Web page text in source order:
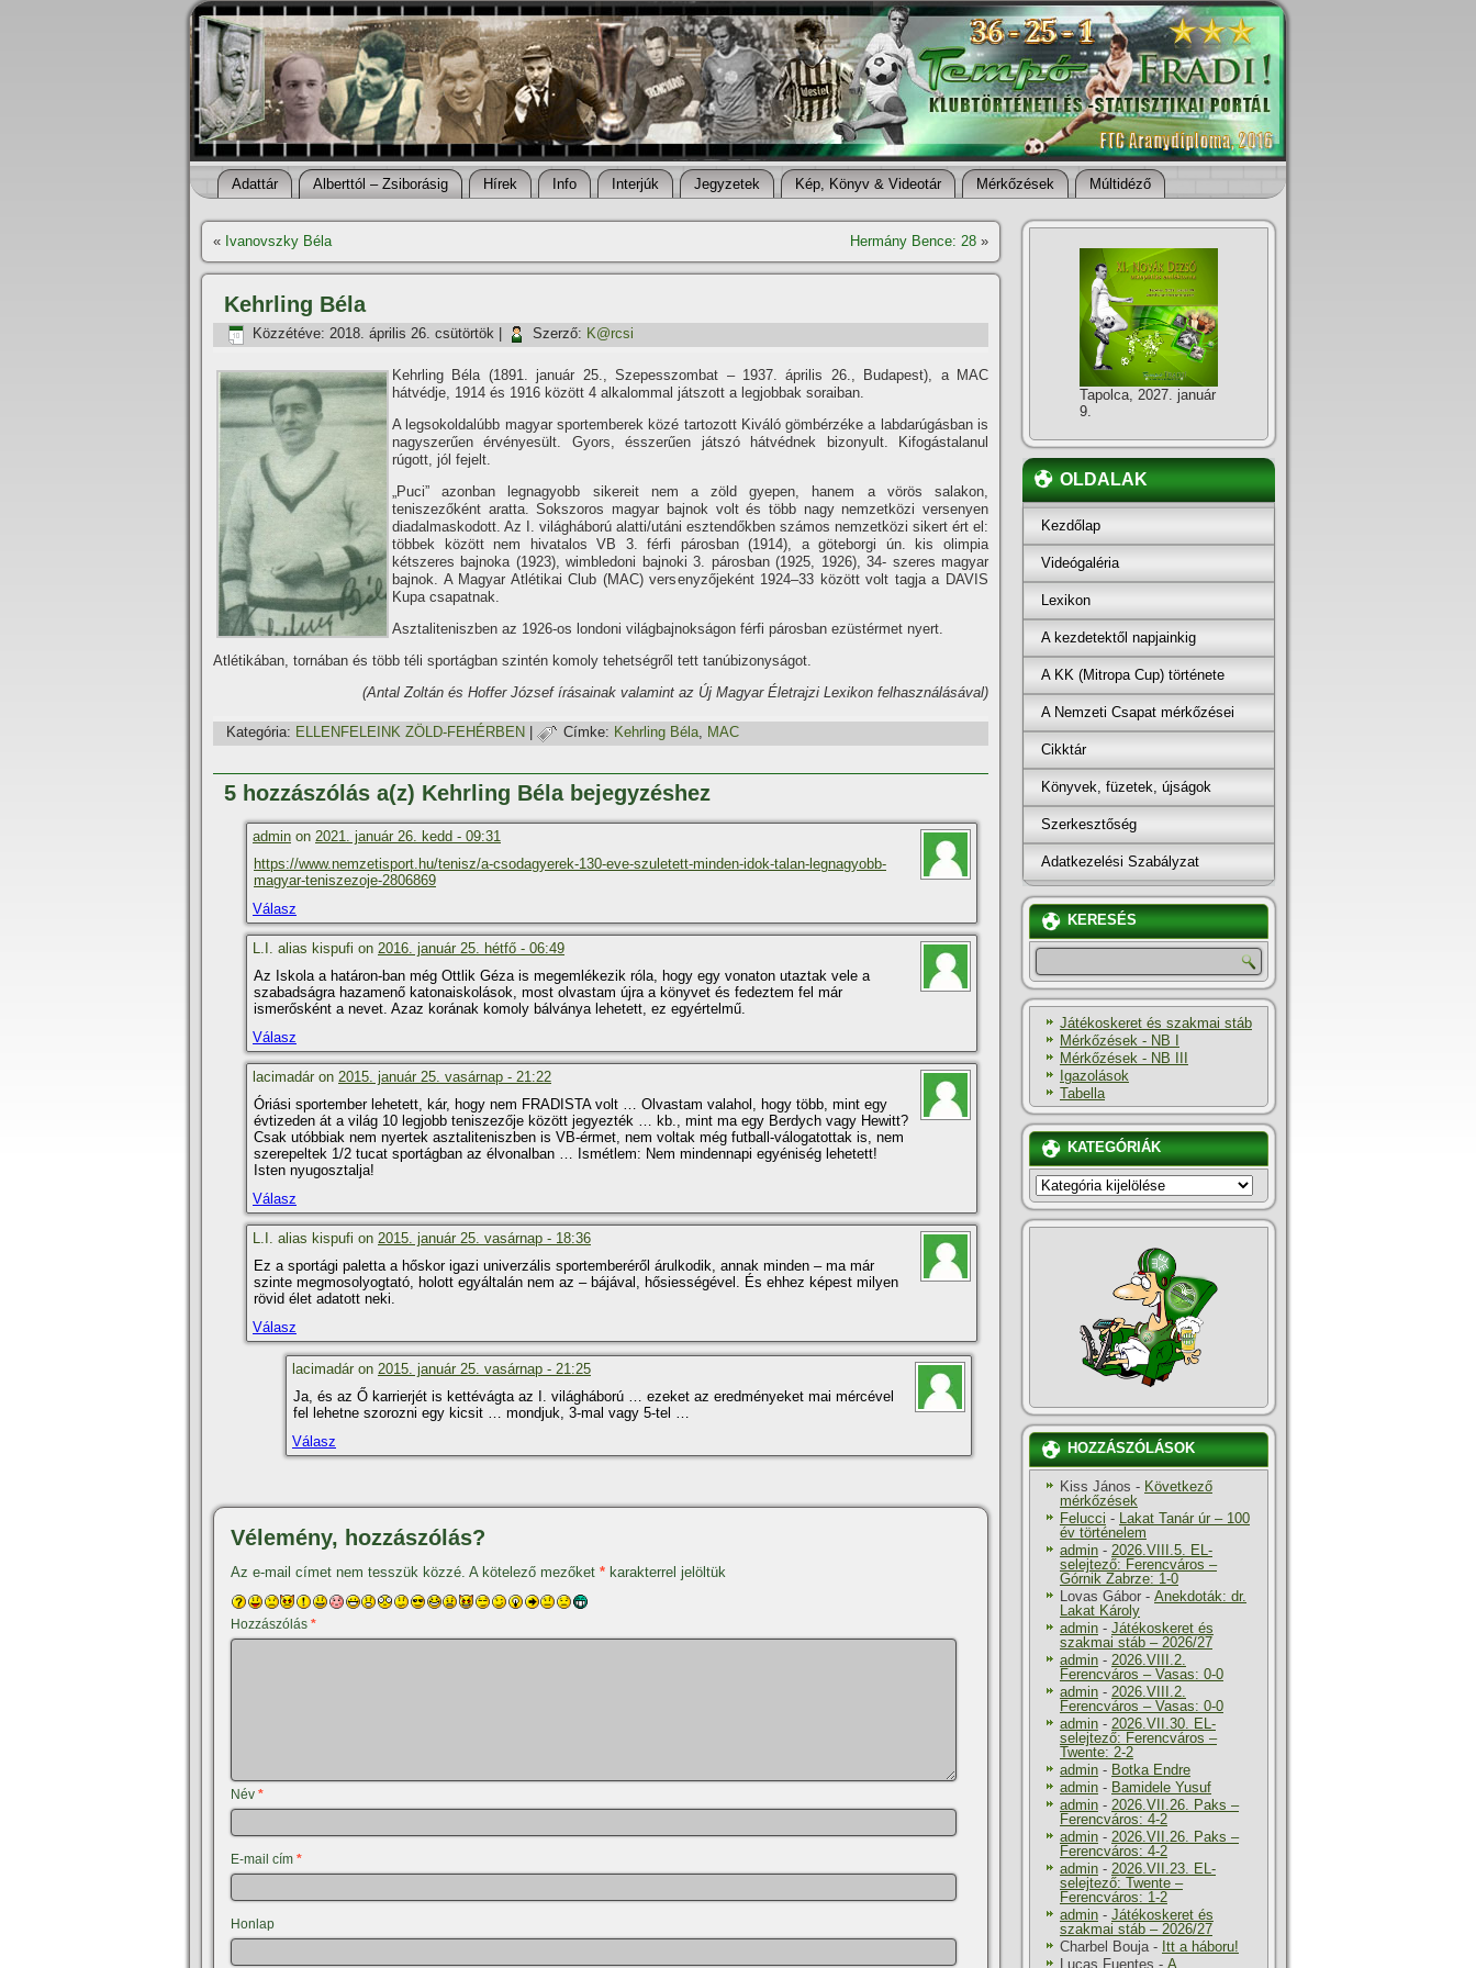
Adattár Alberttól – Zsiborásig Hí­rek Info Interjúk Jegyzetek Kép, Könyv & Videotár Mérkőzések Múltidéző
« Ivanovszky Béla Hermány Bence: 28 »
Kehrling Béla
Közzétéve: 2018. április 26. csütörtök Szerző: K@rcsi
Kehrling Béla (1891. január 25., Szepesszombat – 1937. április 26., Budapest), a MAC
hátvédje, 1914 és 1916 között 4 alkalommal játszott a legjobbak soraiban.
A legsokoldalúbb magyar sportemberek közé tartozott Kiváló gömbérzéke a labdarúgásban is
nagyszerűen érvényesült. Gyors, ésszerűen játszó hátvédnek bizonyult. Kifogástalanul
rúgott, jól fejelt.
„Puci” azonban legnagyobb sikereit nem a zöld gyepen, hanem a vörös salakon,
teniszezőként aratta. Sokszoros magyar bajnok volt és több nagy nemzetközi versenyen
diadalmaskodott. Az I. világháború alatti/utáni esztendőkben számos nemzetközi sikert ért el:
többek között nem hivatalos VB 3. férfi párosban (1914), a göteborgi ún. kis olimpia
kétszeres bajnoka (1923), wimbledoni bajnoki 3. párosban (1925, 1926), 34- szeres magyar
bajnok. A Magyar Atlétikai Club (MAC) versenyzőjeként 1924–33 között volt tagja a DAVIS
Kupa csapatnak.
Asztaliteniszben az 1926-os londoni világbajnokságon férfi párosban ezüstérmet nyert.
Atlétikában, tornában és több téli sportágban szintén komoly tehetségről tett tanúbizonyságot.
(Antal Zoltán és Hoffer József í­rásainak valamint az Új Magyar Életrajzi Lexikon felhasználásával)
Kategória: ELLENFELEINK ZÖLD-FEHÉRBEN Címke: Kehrling Béla, MAC
5 hozzászólás a(z) Kehrling Béla bejegyzéshez
admin on 2021. január 26. kedd - 09:31
https://www.nemzetisport.hu/tenisz/a-csodagyerek-130-eve-szuletett-minden-idok-talan-legnagyobb-
magyar-teniszezoje-2806869
Válasz
L.I. alias kispufi on 2016. január 25. hétfő - 06:49
Az Iskola a határon-ban még Ottlik Géza is megemlékezik róla, hogy egy vonaton utaztak vele a
szabadságra hazamenő katonaiskolások, most olvastam újra a könyvet és fedeztem fel már
ismerősként a nevet. Azaz korának komoly bálványa lehetett, ez egyértelmű.
Válasz
lacimadár on 2015. január 25. vasárnap - 21:22
Óriási sportember lehetett, kár, hogy nem FRADISTA volt … Olvastam valahol, hogy több, mint egy
évtizeden át a világ 10 legjobb teniszezője között jegyezték … kb., mint ma egy Berdych vagy Hewitt?
Csak utóbbiak nem nyertek asztaliteniszben is VB-érmet, nem voltak még futball-válogatottak is, nem
szerepeltek 1/2 tucat sportágban az élvonalban … Ismétlem: Nem mindennapi egyéniség lehetett!
Isten nyugosztalja!
Válasz
L.I. alias kispufi on 2015. január 25. vasárnap - 18:36
Ez a sportági paletta a hőskor igazi univerzális sportemberéről árulkodik, annak minden – ma már
szinte megmosolyogtató, holott egyáltalán nem az – bájával, hősiességével. És ehhez képest milyen
rövid élet adatott neki.
Válasz
lacimadár on 2015. január 25. vasárnap - 21:25
Ja, és az Ő karrierjét is kettévágta az I. világháború … ezeket az eredményeket mai mércével
fel lehetne szorozni egy kicsit … mondjuk, 3-mal vagy 5-tel …
Válasz
Vélemény, hozzászólás?
Az e-mail címet nem tesszük közzé. A kötelező mezőket * karakterrel jelöltük
Hozzászólás *
Név *
E-mail cím *
Honlap
Tapolca, 2027. január
9.
OLDALAK
Kezdőlap
Videógaléria
Lexikon
A kezdetektől napjainkig
A KK (Mitropa Cup) története
A Nemzeti Csapat mérkőzései
Cikktár
Könyvek, füzetek, újságok
Szerkesztőség
Adatkezelési Szabályzat
KERESÉS
Játékoskeret és szakmai stáb
Mérkőzések - NB I
Mérkőzések - NB III
Igazolások
Tabella
KATEGÓRIÁK
KATEGÓRIÁK
HOZZÁSZÓLÁSOK
Kiss János - Következő
mérkőzések
Felucci - Lakat Tanár úr – 100
év történelem
admin - 2026.VIII.5. EL-
selejtező: Ferencváros –
Górnik Zabrze: 1-0
Lovas Gábor - Anekdoták: dr.
Lakat Károly
admin - Játékoskeret és
szakmai stáb – 2026/27
admin - 2026.VIII.2.
Ferencváros – Vasas: 0-0
admin - 2026.VIII.2.
Ferencváros – Vasas: 0-0
admin - 2026.VII.30. EL-
selejtező: Ferencváros –
Twente: 2-2
admin - Botka Endre
admin - Bamidele Yusuf
admin - 2026.VII.26. Paks –
Ferencváros: 4-2
admin - 2026.VII.26. Paks –
Ferencváros: 4-2
admin - 2026.VII.23. EL-
selejtező: Twente –
Ferencváros: 1-2
admin - Játékoskeret és
szakmai stáb – 2026/27
Charbel Bouja- Itt a háboru!
Lucas Fuentes - A